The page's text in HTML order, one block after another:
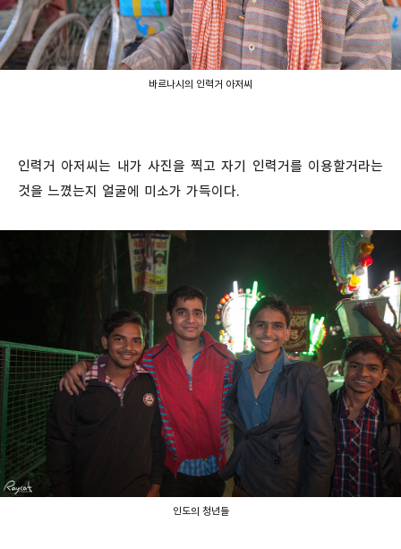
바르나시의 인력거 아저씨
인력거 아저씨는 내가 사진을 찍고 자기 인력거를 이용할거라는
것을 느꼈는지 얼굴에 미소가 가득이다.
인도의 청년들